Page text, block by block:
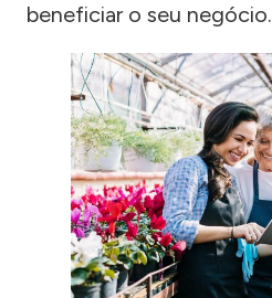
beneficiar o seu negócio.